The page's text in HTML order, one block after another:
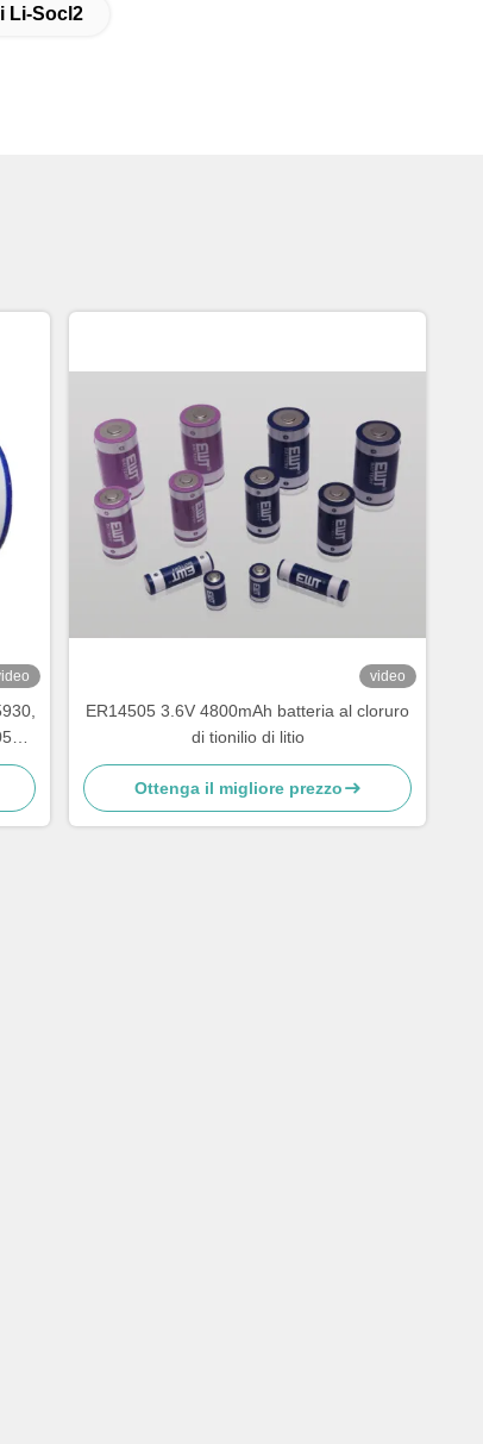
Li-Socl2
video
ER14505 3.6V 4800mAh batteria al cloruro
di tionilio di litio
Ottenga il migliore prezzo